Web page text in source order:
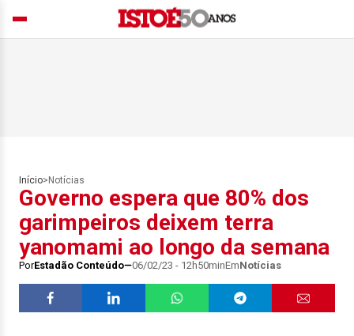
Início> Notícias
Governo espera que 80% dos
garimpeiros deixem terra
yanomami ao longo da semana
PorEstadão Conteúdo 06/02/23 - 12h50minEmNotícias